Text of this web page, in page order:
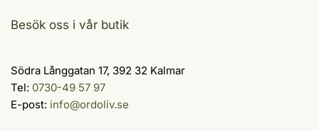
Besök oss i vår butik
Södra Långgatan 17, 392 32 Kalmar
Tel: 0730-49 57 97
E-post: info@ordoliv.se